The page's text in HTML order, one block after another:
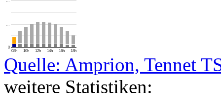
08h 10h 12h 14h 16h 18h
0
…
…
Quelle: Amprion, Tennet
weitere Statistiken: